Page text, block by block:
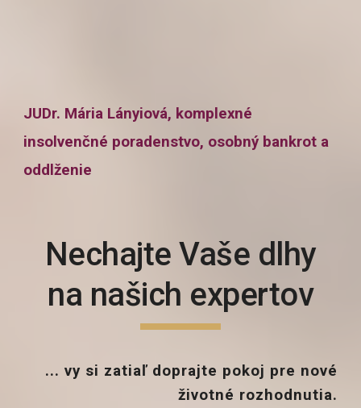
JUDr. Mária Lányiová, komplexné
insolvenčné poradenstvo, osobný bankrot a
oddlženie
Nechajte Vaše dlhy
na našich expertov
... vy si zatiaľ doprajte pokoj pre nové
životné rozhodnutia.